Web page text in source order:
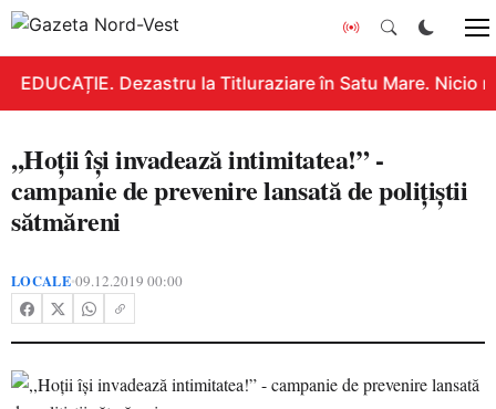
EDUCAȚIE. Dezastru la Titluraziare în Satu Mare. Nicio
,,Hoții își invadează intimitatea!” -
campanie de prevenire lansată de polițiștii
sătmăreni
LOCALE•09.12.2019 00:00